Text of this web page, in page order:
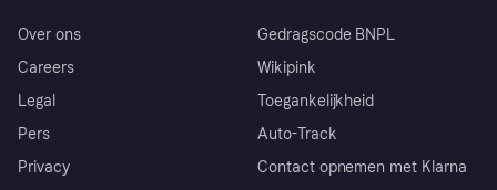
Over ons
Careers
Legal
Pers
Privacy
Gedragscode BNPL
Wikipink
Toegankelijkheid
Auto-Track
Contact opnemen met Klarna